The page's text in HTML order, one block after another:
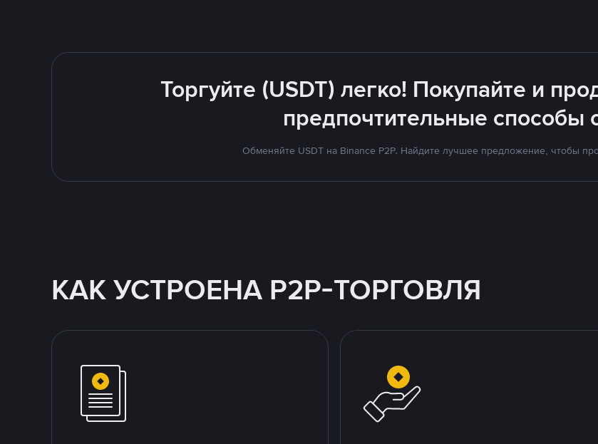
Торгуйте (USDT) легко! Покупайте и
предпочтительные способы
Обменяйте USDT на Binance P2P. Найдите лучшее предложение, чтобы
КАК УСТРОЕНА P2P-ТОРГОВЛЯ